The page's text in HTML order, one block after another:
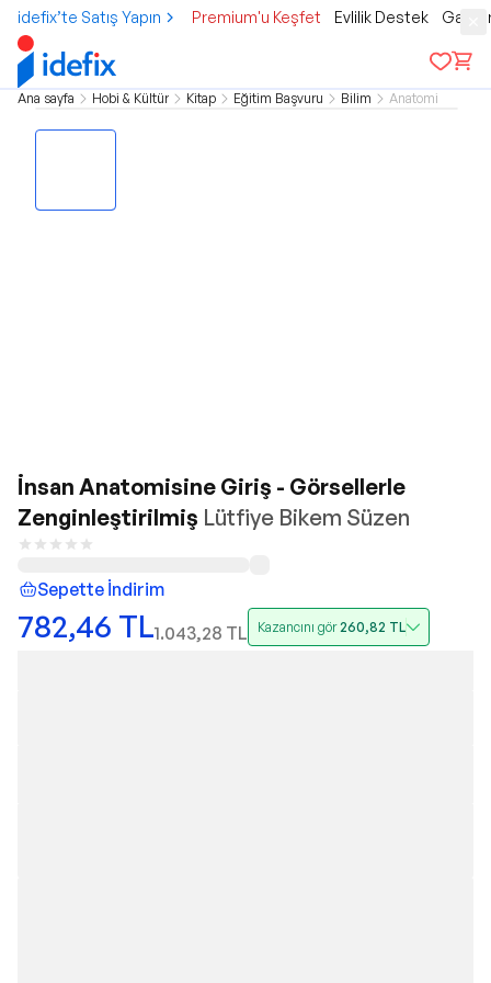
idefix’te Satış Yapın Premium'u Keşfet Evlilik Destek
Ana sayfa Hobi & Kültür Kitap Eğitim Başvuru Bilim Anatomi
İnsan Anatomisine Giriş - Görsellerle
Zenginleştirilmiş Lütfiye Bikem Süzen
Sepette İndirim
782,46 TL1.043,28 TL Kazancını gör260,82 TL